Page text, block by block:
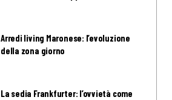
Arredi living Maronese: l’evoluzione
della zona giorno
La sedia Frankfurter: l’ovvietà come